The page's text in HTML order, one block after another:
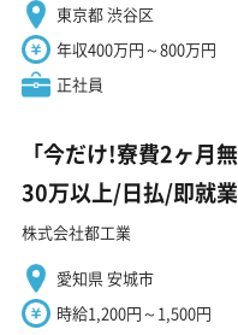
東京都 渋谷区
年収400万円～800万円
正社員
「今だけ!寮費2ヶ月
30万以上/日払/即就
株式会社都工業
愛知県 安城市
時給1,200円～1,500円